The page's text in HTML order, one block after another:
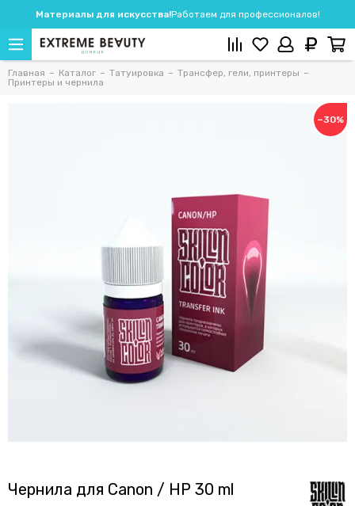
Материалы для искусства!Работаем для профессионалов!
Главная Каталог Татуировка
Трансфер, гели, принтеры
Принтеры и чернила
−30%
Чернила для Canon / HP 30 ml